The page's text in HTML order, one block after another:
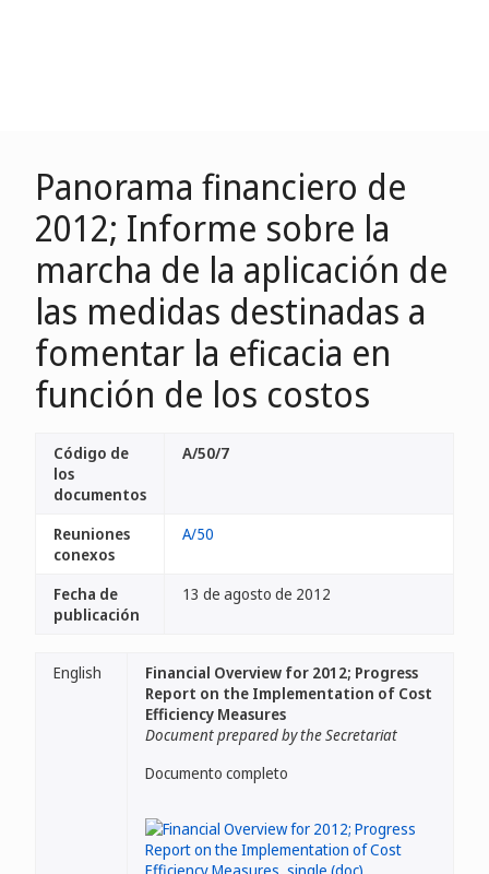
Panorama financiero de
2012; Informe sobre la
marcha de la aplicación de
las medidas destinadas a
fomentar la eficacia en
función de los costos
Código de
los
documentos
A/50/7
Reuniones
conexos
A/50
Fecha de
publicación
13 de agosto de 2012
English
Financial Overview for 2012; Progress
Report on the Implementation of Cost
Efficiency Measures
Document prepared by the Secretariat
Documento completo